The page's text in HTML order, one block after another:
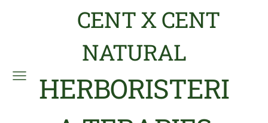
CENT X CENT
NATURAL
HERBORISTERI